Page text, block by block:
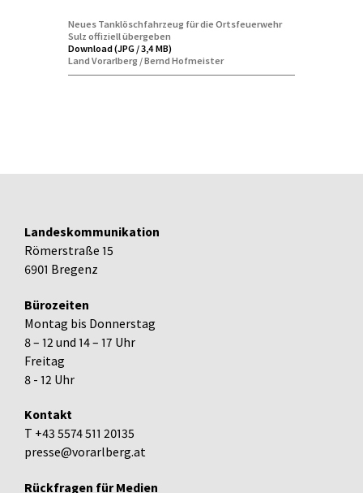
Neues Tanklöschfahrzeug für die Ortsfeuerwehr
Sulz offiziell übergeben
Download (JPG / 3,4 MB)
Land Vorarlberg / Bernd Hofmeister
Landeskommunikation
Römerstraße 15
6901 Bregenz
Bürozeiten
Montag bis Donnerstag
8 – 12 und 14 – 17 Uhr
Freitag
8 - 12 Uhr
Kontakt
T +43 5574 511 20135
presse@vorarlberg.at
Rückfragen für Medien